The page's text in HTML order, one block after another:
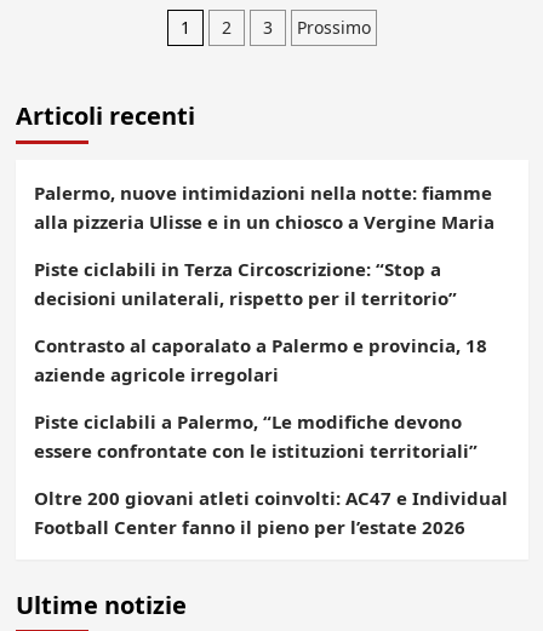
Paginazione
articoli
1 2 3 Prossimo
Articoli recenti
Palermo, nuove intimidazioni nella notte: fiamme
alla pizzeria Ulisse e in un chiosco a Vergine Maria
Piste ciclabili in Terza Circoscrizione: “Stop a
decisioni unilaterali, rispetto per il territorio”
Contrasto al caporalato a Palermo e provincia, 18
aziende agricole irregolari
Piste ciclabili a Palermo, “Le modifiche devono
essere confrontate con le istituzioni territoriali”
Oltre 200 giovani atleti coinvolti: AC47 e Individual
Football Center fanno il pieno per l’estate 2026
Ultime notizie